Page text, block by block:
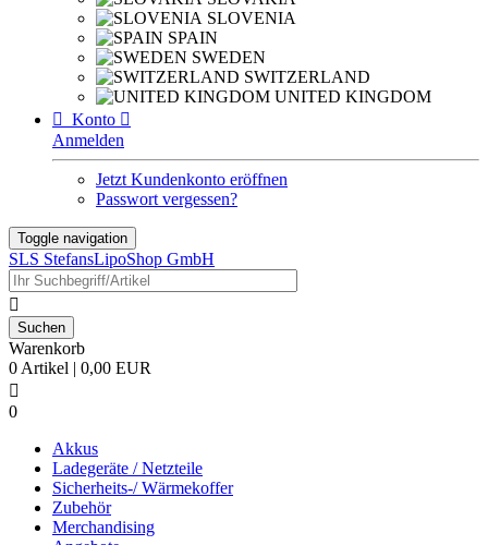
SLOVENIA
SPAIN
SWEDEN
SWITZERLAND
UNITED KINGDOM
 Konto 
Anmelden
Jetzt Kundenkonto eröffnen
Passwort vergessen?
Toggle navigation
SLS StefansLipoShop GmbH

Warenkorb
0 Artikel | 0,00 EUR

0
Akkus
Ladegeräte / Netzteile
Sicherheits-/ Wärmekoffer
Zubehör
Merchandising